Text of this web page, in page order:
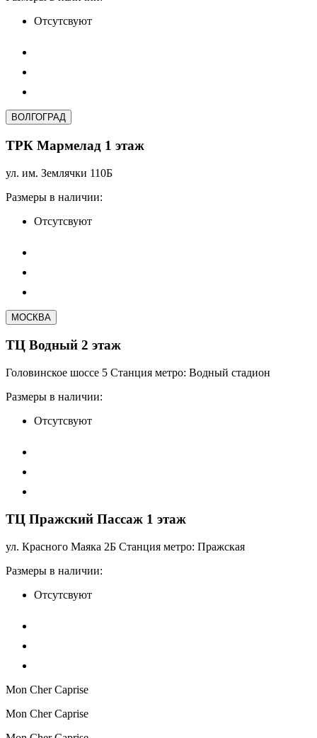
Отсутсвуют
ВОЛГОГРАД
ТРК Мармелад 1 этаж
ул. им. Землячки 110Б
Размеры в наличии:
Отсутсвуют
МОСКВА
ТЦ Водный 2 этаж
Головинское шоссе 5 Станция метро: Водный стадион
Размеры в наличии:
Отсутсвуют
ТЦ Пражский Пассаж 1 этаж
ул. Красного Маяка 2Б Станция метро: Пражская
Размеры в наличии:
Отсутсвуют
Mon Cher Caprise
Mon Cher Caprise